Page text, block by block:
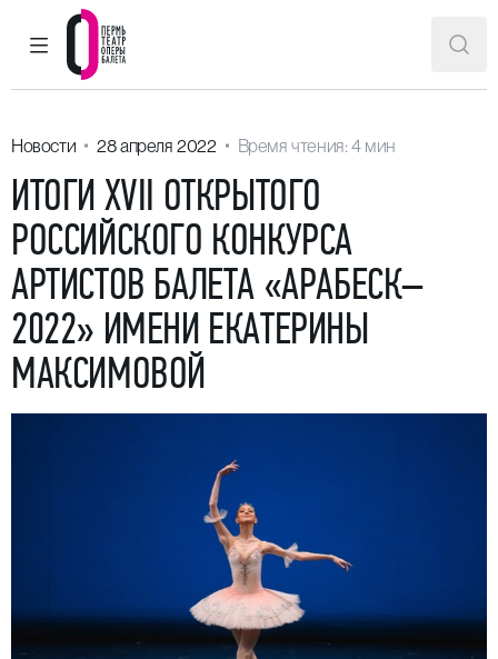
ГЛАВНОЕ МЕНЮ
Пермский театр оперы и балета
Новости 28 апреля 2022 Время чтения: 4 мин
ИТОГИ XVII ОТКРЫТОГО
РОССИЙСКОГО КОНКУРСА
АРТИСТОВ БАЛЕТА «АРАБЕСК–
2022» ИМЕНИ ЕКАТЕРИНЫ
МАКСИМОВОЙ